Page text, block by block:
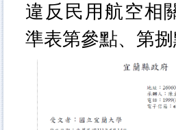
違反民用航空相
準表第參點、第